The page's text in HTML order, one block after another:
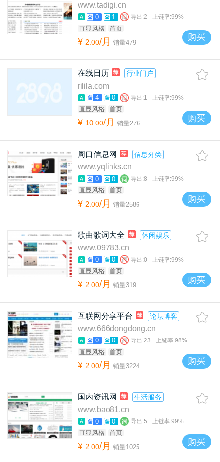
www.tadigi.cn
0 1 导出:2 上链率:99%
直显风格 首页
¥ 2 .00/月 销量479
购买
在线日历 行业门户
rilila.com
4 0 导出:1 上链率:99%
直显风格 首页
¥ 10 .00/月 销量276
购买
周口信息网 信息分类
www.yqlinks.cn
0 0 导出:8 上链率:99%
直显风格 首页
¥ 2 .00/月 销量2586
购买
歌曲歌词大全 休闲娱乐
www.09783.cn
0 0 导出:0 上链率:99%
直显风格 首页
¥ 2 .00/月 销量319
购买
互联网分享平台 论坛博客
www.666dongdong.cn
0 0 导出:23 上链率:98%
直显风格 首页
¥ 2.00/月 销量3224
购买
国内资讯网 生活服务
www.bao81.cn
0 0 导出:5 上链率:99%
直显风格 首页
¥ 2 .00/月 销量1025
购买